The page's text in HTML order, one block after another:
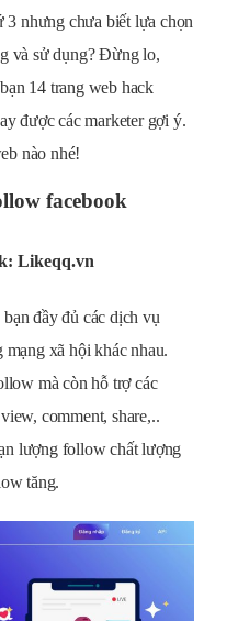
3 nhưng chưa biết lựa chọn
và sử dụng? Đừng lo,
14 trang web hack
được các marketer gợi ý.
nào nhé!
facebook
Likeqq.vn
đầy đủ các dịch vụ
xã hội khác nhau.
mà còn hỗ trợ các
comment, share,..
lượng follow chất lượng
tăng.